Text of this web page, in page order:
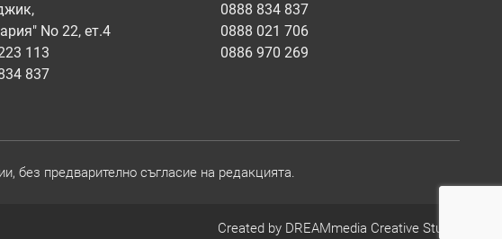
No 22, ет.4
113
837
0888 834 837
0888 021 706
0886 970 269
без предварително съгласие на редакцията.
Created by DREAMmedia Creative Studio